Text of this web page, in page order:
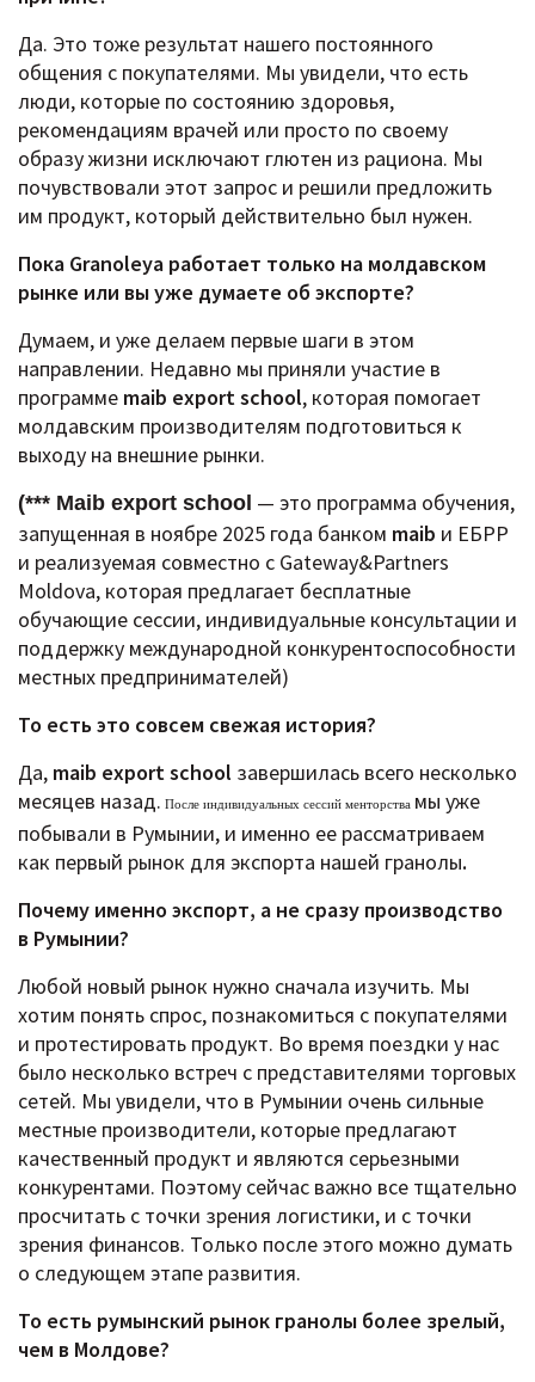
Да. Это тоже результат нашего постоянного
общения с покупателями. Мы увидели, что есть
люди, которые по состоянию здоровья,
рекомендациям врачей или просто по своему
образу жизни исключают глютен из рациона. Мы
почувствовали этот запрос и решили предложить
им продукт, который действительно был нужен.
Пока Granoleya работает только на молдавском
рынке или вы уже думаете об экспорте?
Думаем, и уже делаем первые шаги в этом
направлении. Недавно мы приняли участие в
программе maib export school, которая помогает
молдавским производителям подготовиться к
выходу на внешние рынки.
(*** Maib export school — это программа обучения,
запущенная в ноябре 2025 года банком maib и ЕБРР
и реализуемая совместно с Gateway&Partners
Moldova, которая предлагает бесплатные
обучающие сессии, индивидуальные консультации и
поддержку международной конкурентоспособности
местных предпринимателей)
То есть это совсем свежая история?
Да, maib export school завершилась всего несколько
месяцев назад. После индивидуальных сессий менторства мы уже
побывали в Румынии, и именно ее рассматриваем
как первый рынок для экспорта нашей гранолы.
Почему именно экспорт, а не сразу производство
в Румынии?
Любой новый рынок нужно сначала изучить. Мы
хотим понять спрос, познакомиться с покупателями
и протестировать продукт. Во время поездки у нас
было несколько встреч с представителями торговых
сетей. Мы увидели, что в Румынии очень сильные
местные производители, которые предлагают
качественный продукт и являются серьезными
конкурентами. Поэтому сейчас важно все тщательно
просчитать с точки зрения логистики, и с точки
зрения финансов. Только после этого можно думать
о следующем этапе развития.
То есть румынский рынок гранолы более зрелый,
чем в Молдове?